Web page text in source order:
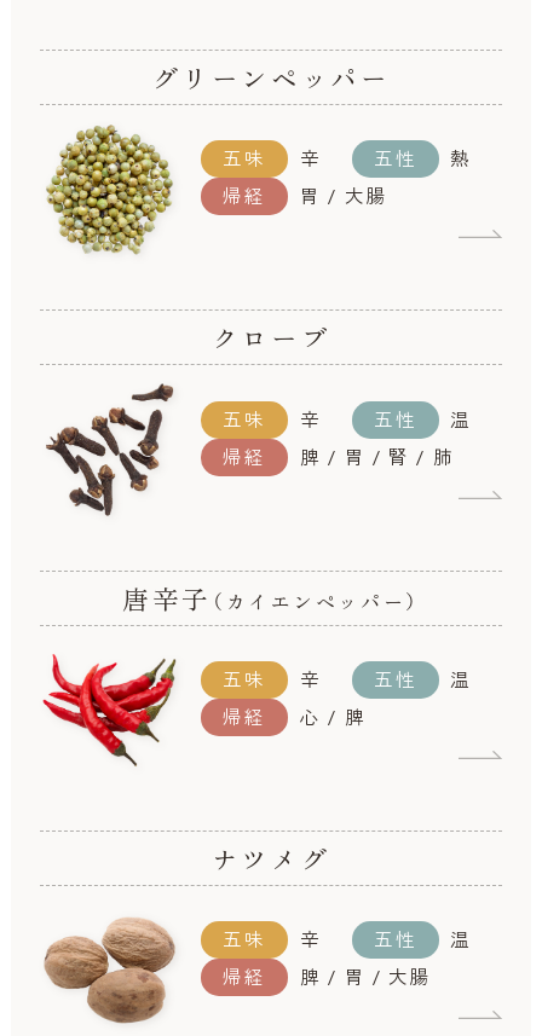
グリーンペッパー
五味 辛 五性
熱
帰経
胃 / 大腸
クローブ
五味 辛 五性
温
帰経
脾 / 胃 / 腎 / 肺
唐辛子 （カイエンペッパー）
五味 辛 五性
温
帰経
心 / 脾
ナツメグ
五味 辛 五性
温
帰経
脾 / 胃 / 大腸